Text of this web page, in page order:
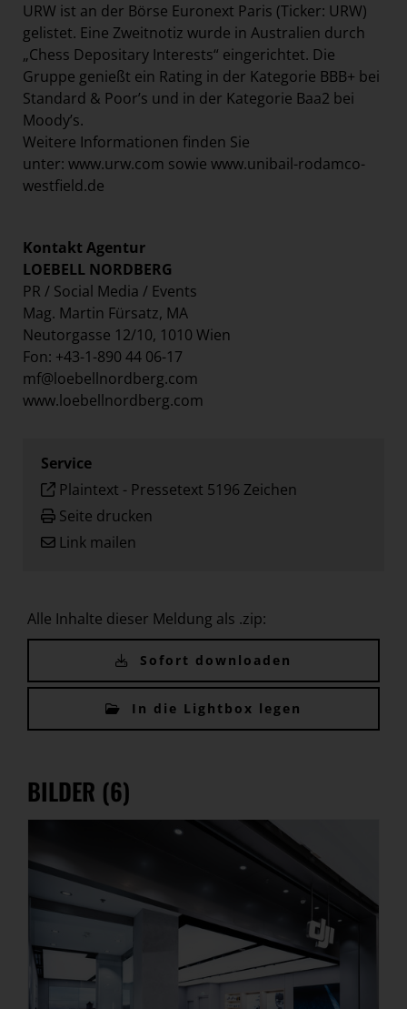
URW ist an der Börse Euronext Paris (Ticker: URW)
gelistet. Eine Zweitnotiz wurde in Australien durch
„Chess Depositary Interests“ eingerichtet. Die
Gruppe genießt ein Rating in der Kategorie BBB+ bei
Standard & Poor’s und in der Kategorie Baa2 bei
Moody’s.
Weitere Informationen finden Sie
unter: www.urw.com sowie www.unibail-rodamco-
westfield.de
Kontakt Agentur
LOEBELL NORDBERG
PR / Social Media / Events
Mag. Martin Fürsatz, MA
Neutorgasse 12/10, 1010 Wien
Fon: +43-1-890 44 06-17
mf@loebellnordberg.com
www.loebellnordberg.com
Service
Plaintext - Pressetext 5196 Zeichen
Seite drucken
Link mailen
Alle Inhalte dieser Meldung als .zip:
Sofort downloaden
In die Lightbox legen
BILDER (6)